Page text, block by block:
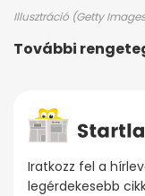
Illusztráció (Getty
További
Iratkozz fel a
legérdekesebb